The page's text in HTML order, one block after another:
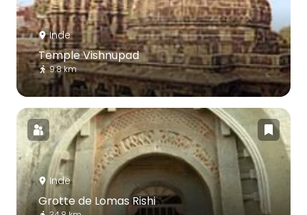
Inde
Temple Vishnupad
9.8 km
Inde
Grotte de Lomas Rishi